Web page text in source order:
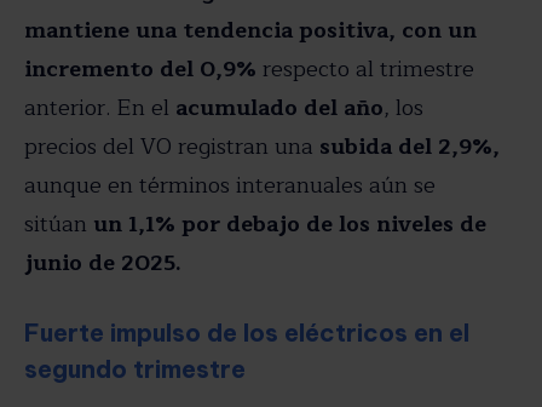
mantiene una tendencia positiva, con un
incremento del 0,9% respecto al trimestre
anterior. En el acumulado del año, los
precios del VO registran una subida del 2,9%,
aunque en términos interanuales aún se
sitúan un 1,1% por debajo de los niveles de
junio de 2025.
Fuerte impulso de los eléctricos en el
segundo trimestre